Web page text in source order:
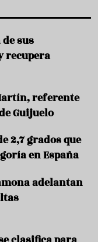
sus
recupera
referente
Guijuelo
2,7 grados que
en España
adelantan